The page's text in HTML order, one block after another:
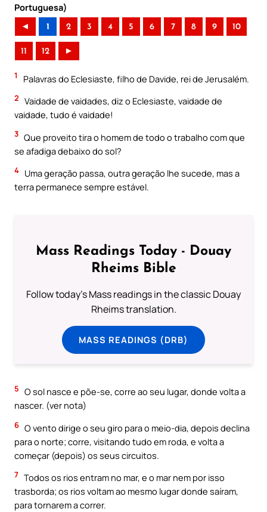
Portuguesa)
◄ 1 2 3 4 5 6 7 8 9 10
11 12 ►
1 Palavras do Eclesiaste, filho de Davide, rei de Jerusalém.
2 Vaidade de vaidades, diz o Eclesiaste, vaidade de
vaidade, tudo é vaidade!
3 Que proveito tira o homem de todo o trabalho com que
se afadiga debaixo do sol?
4 Uma geração passa, outra geração lhe sucede, mas a
terra permanece sempre estável.
Mass Readings Today - Douay
Rheims Bible
Follow today's Mass readings in the classic Douay
Rheims translation.
MASS READINGS (DRB)
5 O sol nasce e põe-se, corre ao seu lugar, donde volta a
nascer. (ver nota)
6 O vento dirige o seu giro para o meio-dia, depois declina
para o norte; corre, visitando tudo em roda, e volta a
começar (depois) os seus circuitos.
7 Todos os rios entram no mar, e o mar nem por isso
trasborda; os rios voltam ao mesmo lugar donde saíram,
para tornarem a correr.